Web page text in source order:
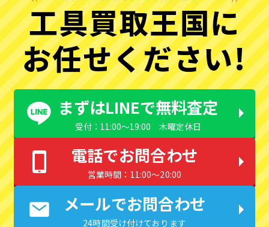
工具買取王国に
お任せください!
まずはLINEで無料査定
受付：11:00〜19:00 木曜定休日
電話でお問合わせ
営業時間：11:00〜20:00
メールでお問合わせ
24時間受け付けております